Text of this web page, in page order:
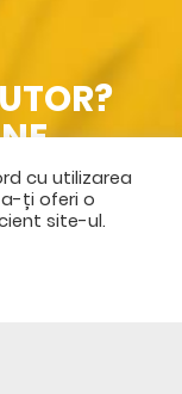
cu utilizarea
a-ți oferi o
site-ul.